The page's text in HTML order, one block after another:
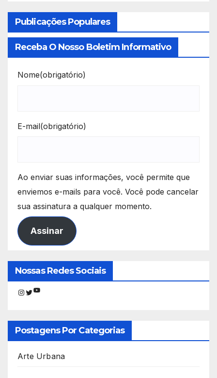
Publicações Populares
Receba O Nosso Boletim Informativo
Nome(obrigatório)
E-mail(obrigatório)
Ao enviar suas informações, você permite que
enviemos e-mails para você. Você pode cancelar
sua assinatura a qualquer momento.
Assinar
Nossas Redes Sociais
Instagram
Twitter
Youtube
Postagens Por Categorias
Arte Urbana